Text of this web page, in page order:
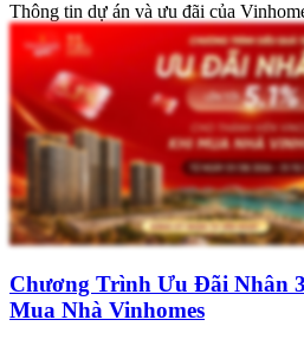
Thông tin dự án và ưu đãi của
Chương Trình Ưu Đãi Nhân
Mua Nhà Vinhomes